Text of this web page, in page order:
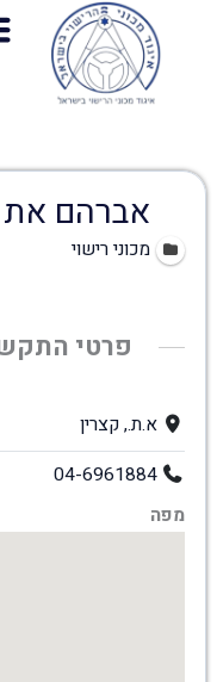
אברהם את
מכוני רישוי
פרטי
א.ת., קצרין
04-6961884
מפה